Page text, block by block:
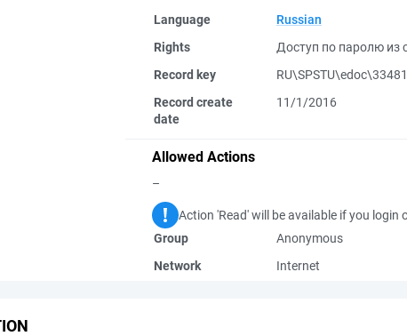
Language
Russian
Rights
Доступ по паролю из
Record key
RU\SPSTU\edoc\33481
Record create
date
11/1/2016
Allowed Actions
–
Action 'Read' will be available if you
Group
Anonymous
Network
Internet